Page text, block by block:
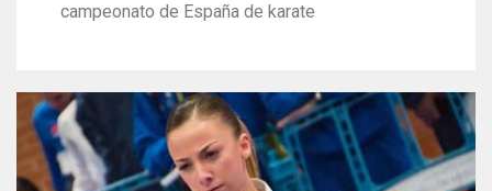
campeonato de España de karate